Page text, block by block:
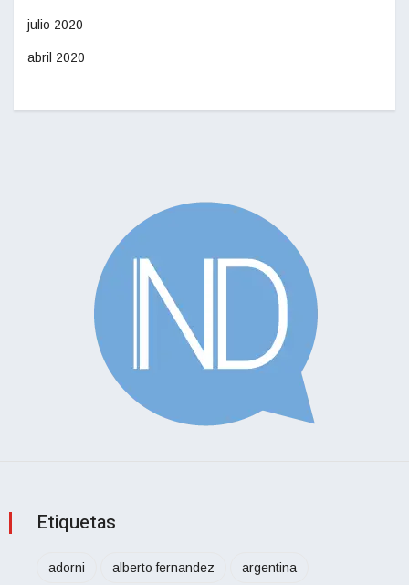
julio 2020
abril 2020
Etiquetas
adorni alberto fernandez argentina